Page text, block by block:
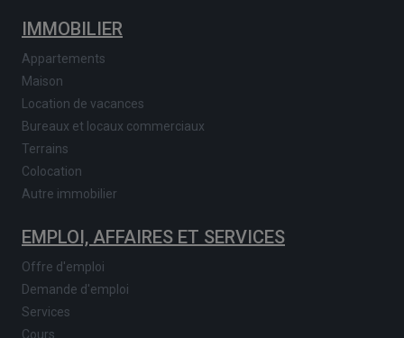
IMMOBILIER
Appartements
Maison
Location de vacances
Bureaux et locaux commerciaux
Terrains
Colocation
Autre immobilier
EMPLOI, AFFAIRES ET SERVICES
Offre d'emploi
Demande d'emploi
Services
Cours